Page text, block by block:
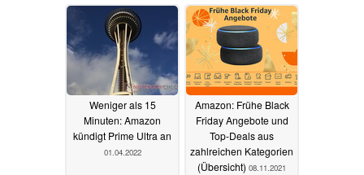
Weniger als 15
Minuten: Amazon
kündigt Prime Ultra an
01.04.2022
Amazon: Frühe Black
Friday Angebote und
Top-Deals aus
zahlreichen Kategorien
(Übersicht) 08.11.2021